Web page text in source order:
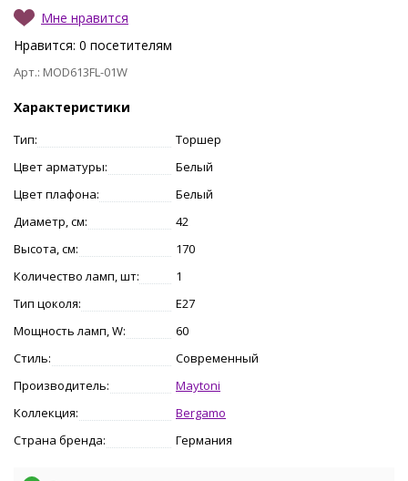
Мне нравится
Нравится: 0 посетителям
Арт.: MOD613FL-01W
Характеристики
Тип:
Торшер
Цвет арматуры:
Белый
Цвет плафона:
Белый
Диаметр, см:
42
Высота, см:
170
Количество ламп, шт:
1
Тип цоколя:
E27
Мощность ламп, W:
60
Стиль:
Современный
Производитель:
Maytoni
Коллекция:
Bergamo
Страна бренда:
Германия